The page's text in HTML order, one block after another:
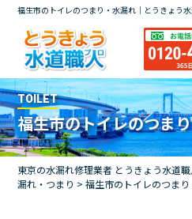
福生市のトイレのつまり・水漏れ｜とうきょう
TOILET
福生市のトイレのつま
東京の水漏れ修理業者 とうきょう水道職
漏れ・つまり >福生市のトイレのつま